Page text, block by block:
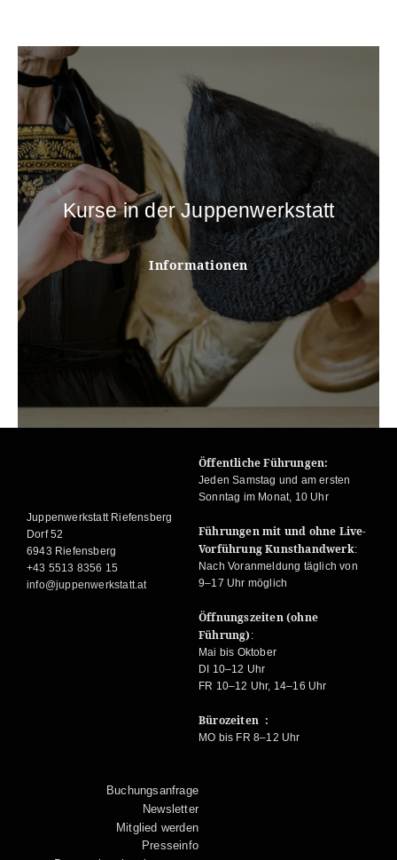
Kurse in der Juppenwerkstatt
Informationen
Juppenwerkstatt Riefensberg
Dorf 52
6943 Riefensberg
+43 5513 8356 15
info@juppenwerkstatt.at
Öffentliche Führungen:
Jeden Samstag und am ersten
Sonntag im Monat, 10 Uhr
Führungen mit und ohne Live-
Vorführung Kunsthandwerk:
Nach Voranmeldung täglich von
9–17 Uhr möglich
Öffnungszeiten (ohne
Führung) :
Mai bis Oktober
DI 10–12 Uhr
FR 10–12 Uhr, 14–16 Uhr
Bürozeiten :
MO bis FR 8–12 Uhr
Buchungsanfrage
Newsletter
Mitglied werden
Presseinfo